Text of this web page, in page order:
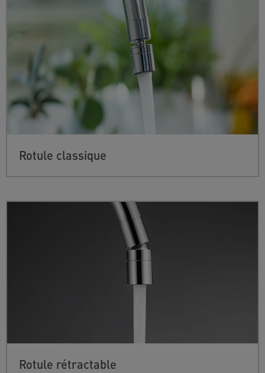
Rotule classique
Rotule rétractable